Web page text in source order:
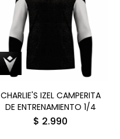
CHARLIE'S IZEL CAMPERITA
DE ENTRENAMIENTO 1/4
$ 2.990